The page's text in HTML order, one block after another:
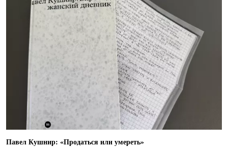
Павел Кушнир: «Продаться или умереть»